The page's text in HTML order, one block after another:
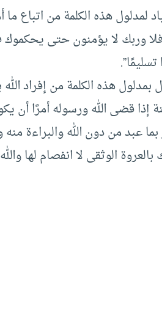
لمدلول هذه الكلمة من اتباع
وربك لا يؤمنون حتى
بمدلول هذه الكلمة من إفراد
إذا قضى الله ورسوله أمرًا أن
بما عبد من دون الله والبراءة
الوثقى لا انفصام لها